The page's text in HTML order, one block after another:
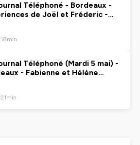
Téléphoné - Bordeaux -
de Joël et Fréderic -
18min
Téléphoné (Mardi 5 mai) -
- Fabienne et Hélène
21min